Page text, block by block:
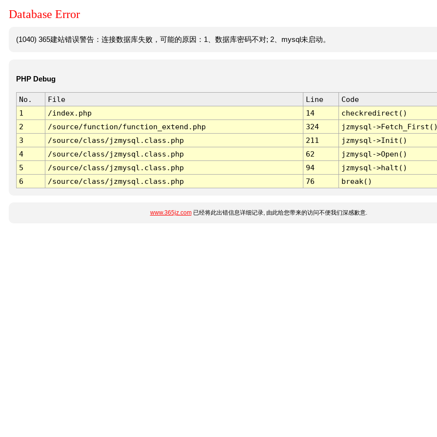
Database Error
(1040) 365建站错误警告：连接数据库失败，可能的原因：1、数据库密码不对; 2、mysql未启动。
PHP Debug
No. File Line
Code
1
/index.php 14
checkredirect()
2
/source/function/function_extend.php 324
jzmysql-
3
/source/class/jzmysql.class.php 211
jzmysql->Init()
4
/source/class/jzmysql.class.php 62
jzmysql->Open()
5
/source/class/jzmysql.class.php 94
jzmysql->halt()
6
/source/class/jzmysql.class.php 76 break()
www.365jz.com已经将此出错信息详细记录, 由此给您带来的访问不便我们深感歉意.